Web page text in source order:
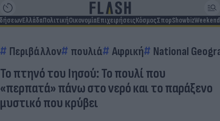
ΕλλάδαΠολιτικήΟικονομίαΕπιχειρήσειςΚόσμοςΣπορShowbizWeekend
Περιβάλλον πουλιά Αφρική National
Το πτηνό του Ιησού: Το πουλί που
«περπατά» πάνω στο νερό και το παράξενο
μυστικό που κρύβει